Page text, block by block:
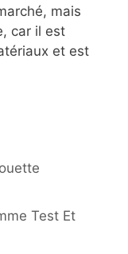
mais
car il est
et est
Test Et